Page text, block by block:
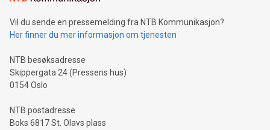
Vil du sende en pressemelding fra NTB Kommunikasjon?
Her finner du mer informasjon om tjenesten
NTB besøksadresse
Skippergata 24 (Pressens hus)
0154 Oslo
NTB postadresse
Boks 6817 St. Olavs plass